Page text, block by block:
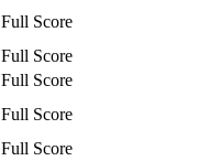
Full Score
Full Score
Full Score
Full Score
Full Score